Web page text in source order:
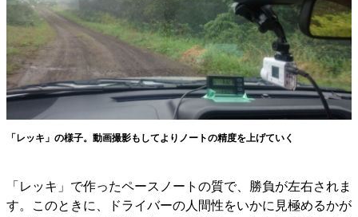
「レッキ」の様子。動画撮影もしてよりノートの精度を上げていく
「レッキ」で作ったペースノートの質で、勝負が左右されま
す。このときに、ドライバーの人間性をいかに見極めるかが